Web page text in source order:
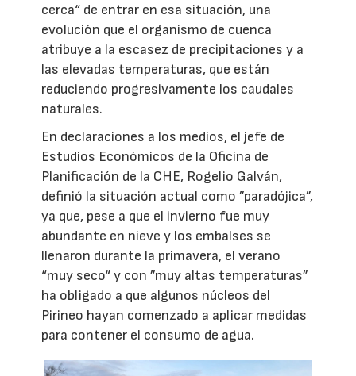
cerca“ de entrar en esa situación, una
evolución que el organismo de cuenca
atribuye a la escasez de precipitaciones y a
las elevadas temperaturas, que están
reduciendo progresivamente los caudales
naturales.
En declaraciones a los medios, el jefe de
Estudios Económicos de la Oficina de
Planificación de la CHE, Rogelio Galván,
definió la situación actual como ”paradójica”,
ya que, pese a que el invierno fue muy
abundante en nieve y los embalses se
llenaron durante la primavera, el verano
“muy seco“ y con ”muy altas temperaturas”
ha obligado a que algunos núcleos del
Pirineo hayan comenzado a aplicar medidas
para contener el consumo de agua.